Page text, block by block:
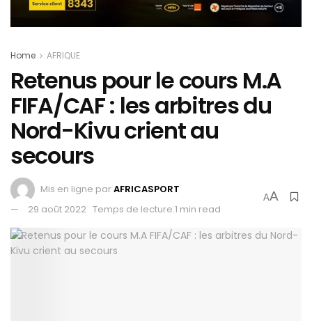
Home AFRIQUE
Retenus pour le cours M.A
FIFA/CAF : les arbitres du
Nord-Kivu crient au
secours
Mis en ligne parAFRICASPORT
29 août 2022 Temps de lecture:1 min read
AA